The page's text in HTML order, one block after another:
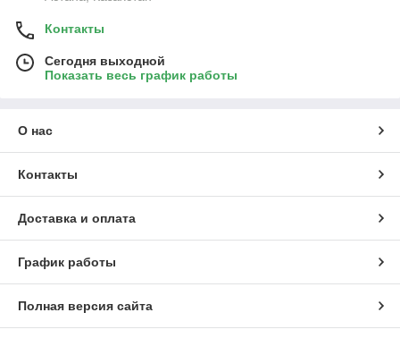
Контакты
Сегодня выходной
Показать весь график работы
О нас
Контакты
Доставка и оплата
График работы
Полная версия сайта